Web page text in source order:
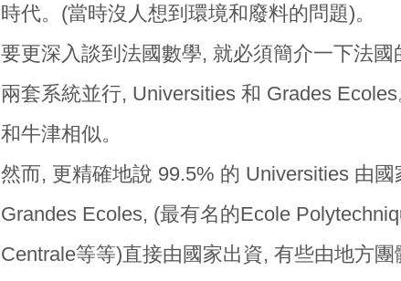
時代。(當時沒人想到環境和廢料的問題)。
要更深入談到法國數學, 就必須簡介一下法
兩套系統並行, Universities 和 Grades
和牛津相似。
然而, 更精確地說 99.5% 的 Universities 由
Grandes Ecoles, (最有名的Ecole
Centrale等等)直接由國家出資, 有些由地方